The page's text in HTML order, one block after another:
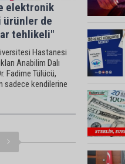
elektronik
ürünler de
tehlikeli"
Hastanesi
Anabilim Dalı
Fadime Tülücü,
sadece kendilerine